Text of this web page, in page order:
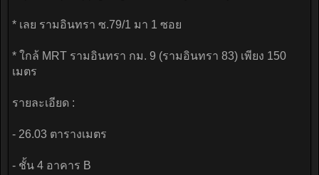
* เลย รามอินทรา ซ.79/1 มา 1 ซอย
* ใกล้ MRT รามอินทรา กม. 9 (รามอินทรา 83) เพียง 150
เมตร
รายละเอียด :
- 26.03 ตารางเมตร
- ชั้น 4 อาคาร B